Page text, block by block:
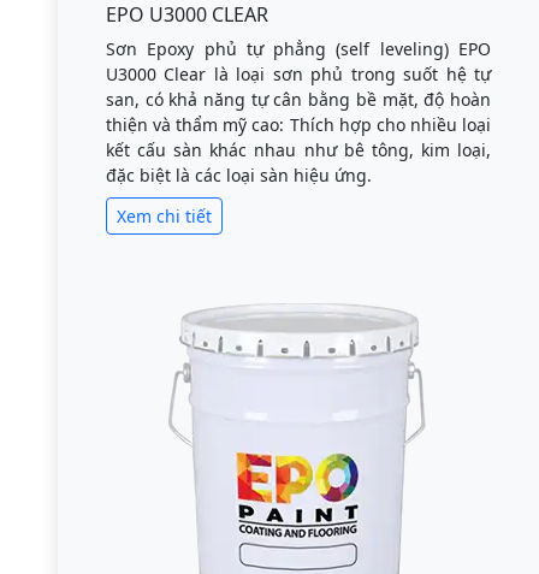
EPO U3000 CLEAR
Sơn Epoxy phủ tự phẳng (self leveling) EPO
U3000 Clear là loại sơn phủ trong suốt hệ tự
san, có khả năng tự cân bằng bề mặt, độ hoàn
thiện và thẩm mỹ cao: Thích hợp cho nhiều loại
kết cấu sàn khác nhau như bê tông, kim loại,
đặc biệt là các loại sàn hiệu ứng.
Xem chi tiết